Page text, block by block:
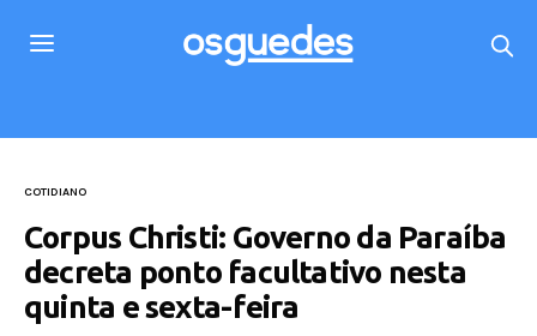
COTIDIANO
Corpus Christi: Governo da Paraíba
decreta ponto facultativo nesta
quinta e sexta-feira